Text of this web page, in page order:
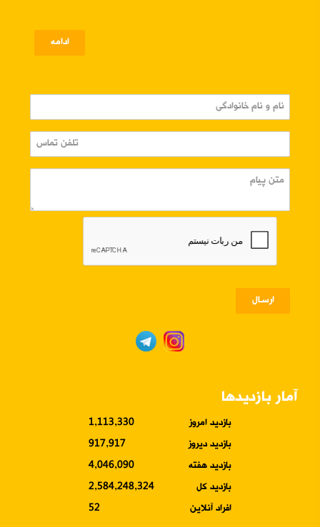
ادامه
ارسـال
آمار بازدیدها
بازدید امروز
1,113,330
بازدید دیروز
917,917
بازدید هفته
4,046,090
بازدید کل
2,584,248,324
افراد آنلاین
52